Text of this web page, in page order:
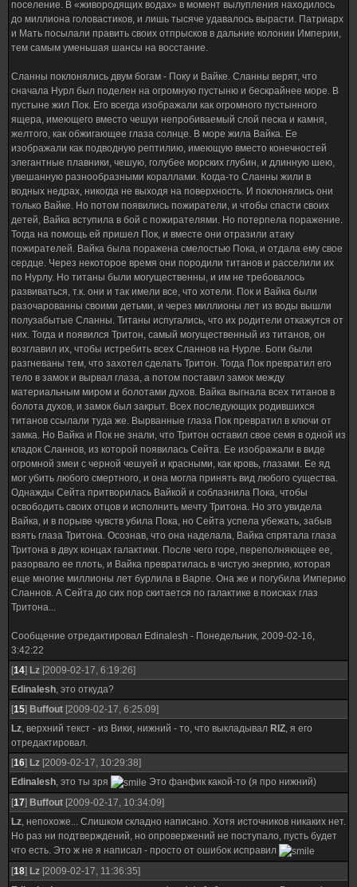
поселение. В «живородящих водах» в момент вылупления находилось
до миллиона головастиков, и лишь тысяче удавалось вырасти. Патриарх
и Мать посылали править своих отпрысков в дальние колонии Империи,
тем самым уменьшая шансы на восстание.
Сланны поклонялись двум богам - Поку и Вайке. Сланны верят, что
сначала Нурл был поделен на огромную пустыню и бескрайнее море. В
пустыне жил Пок. Его всегда изображали как огромного пустынного
ящера, имеющего вместо чешуи непробиваемый слой песка и камня,
желтого, как обжигающее глаза солнце. В море жила Вайка. Ее
изображали как подводную рептилию, имеющую вместо конечностей
элегантные плавники, чешую, голубее морских глубин, и длинную шею,
увешанную разнообразными кораллами. Когда-то Сланны жили в
водных недрах, никогда не выходя на поверхность. И поклонялись они
только Вайке. Но потом появились пожиратели, и чтобы спасти своих
детей, Вайка вступила в бой с пожирателями. Но потерпела поражение.
Тогда на помощь ей пришел Пок, и вместе они отразили атаку
пожирателей. Вайка была поражена смелостью Пока, и отдала ему свое
сердце. Через некоторое время они породили титанов и расселили их
по Нурлу. Но титаны были могущественны, и им не требовалось
развиваться, т.к. они и так имели все, что хотели. Пок и Вайка были
разочарованны своими детьми, и через миллионы лет из воды вышли
полузабытые Сланны. Титаны испугались, что их родители откажутся от
них. Тогда и появился Тритон, самый могущественный из титанов, он
возглавил их, чтобы истребить всех Сланнов на Нурле. Боги были
разгневаны тем, что захотел сделать Тритон. Тогда Пок превратил его
тело в замок и вырвал глаза, а потом поставил замок между
материальным миром и болотами духов. Вайка выгнала всех титанов в
болота духов, и замок был закрыт. Всех последующих родившихся
титанов ссылали туда же. Вырванные глаза Пок превратил в ключи от
замка. Но Вайка и Пок не знали, что Тритон оставил свое семя в одной из
кладок Сланнов, из которой появилась Сейта. Ее изображали в виде
огромной змеи с черной чешуей и красными, как кровь, глазами. Ее яд
мог убить любого смертного, и она могла принять вид любого существа.
Однажды Сейта притворилась Вайкой и соблазнила Пока, чтобы
освободить своих отцов и исполнить мечту Тритона. Но это увидела
Вайка, и в порыве чувств убила Пока, но Сейта успела убежать, забыв
взять глаза Тритона. Осознав, что она наделала, Вайка спрятала глаза
Тритона в двух концах галактики. После чего горе, переполняющее ее,
разорвало ее плоть, и Вайка превратилась в чистую энергию, которая
еще многие миллионы лет бурлила в Варпе. Она же и погубила Империю
Сланнов. А Сейта до сих пор скитается по галактике в поисках глаз
Тритона...
Сообщение отредактировал Edinalesh - Понедельник, 2009-02-16,
3:42:22
[14] Lz [2009-02-17, 6:19:26]
Edinalesh, это откуда?
[15] Buffout [2009-02-17, 6:25:09]
Lz, верхний текст - из Вики, нижний - то, что выкладывал RIZ, я его
отредактировал.
[16] Lz [2009-02-17, 10:29:38]
Edinalesh, это ты зря
Это фанфик какой-то (я про нижний)
[17] Buffout [2009-02-17, 10:34:09]
Lz, непохоже... Слишком складно написано. Хотя источников никаких нет.
Но раз ни подтверждений, но опровержений не поступало, пусть будет
что есть. Это ж не я написал - просто от ошибок исправил
[18] Lz [2009-02-17, 11:36:35]